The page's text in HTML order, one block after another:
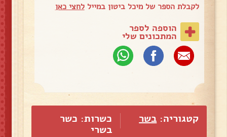
לקבלת הספר של מיכל ביטון במייללחצי כאן
הוספה לספר
המתכונים שלי
קטגוריה: בשר
כשרות: כשר
בשרי